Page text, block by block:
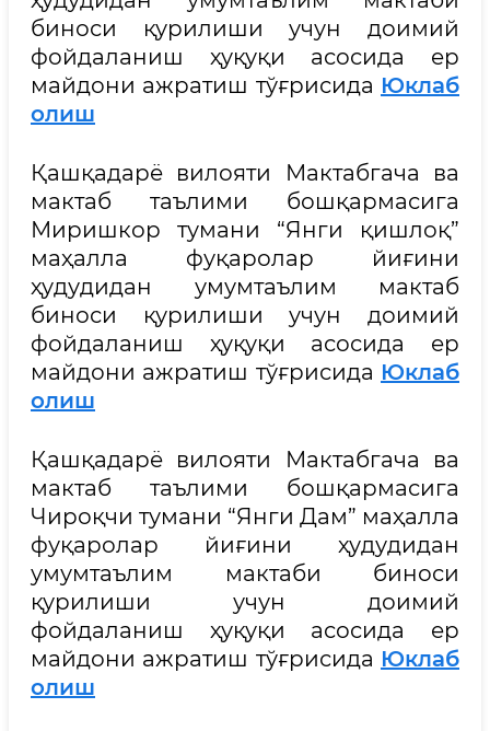
биноси қурилиши учун доимий
фойдаланиш ҳуқуқи асосида ер
майдони ажратиш тўғрисида Юклаб
олиш
Қашқадарё вилояти Мактабгача ва
мактаб таълими бошқармасига
Миришкор тумани “Янги қишлоқ”
маҳалла фуқаролар йиғини
ҳудудидан умумтаълим мактаб
биноси қурилиши учун доимий
фойдаланиш ҳуқуқи асосида ер
майдони ажратиш тўғрисида Юклаб
олиш
Қашқадарё вилояти Мактабгача ва
мактаб таълими бошқармасига
Чироқчи тумани “Янги Дам” маҳалла
фуқаролар йиғини ҳудудидан
умумтаълим мактаби биноси
қурилиши учун доимий
фойдаланиш ҳуқуқи асосида ер
майдони ажратиш тўғрисида Юклаб
олиш